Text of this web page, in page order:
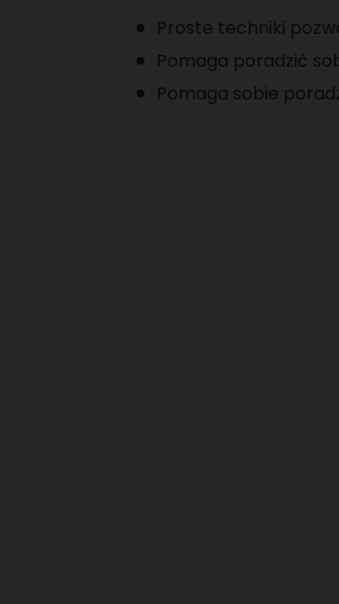
Proste techniki
Pomaga poradzić
Pomaga sobie